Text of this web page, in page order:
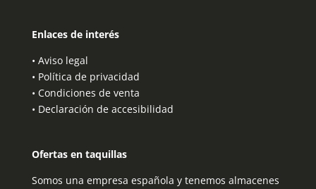
Enlaces de interés
• Aviso legal
• Política de privacidad
• Condiciones de venta
• Declaración de accesibilidad
Ofertas en taquillas
Somos una empresa española y tenemos almacenes